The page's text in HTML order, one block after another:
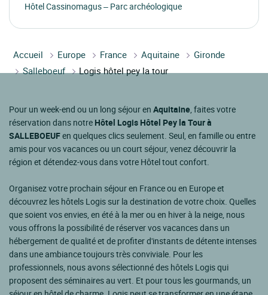
Hôtel Cassinomagus – Parc archéologique
Accueil Europe France Aquitaine
Gironde
Salleboeuf
Logis hôtel pey la tour
Pour un week-end ou un long séjour en Aquitaine, faites votre
réservation dans notre Hôtel Logis Hôtel Pey la Tour à
SALLEBOEUFen quelques clics seulement. Seul, en famille ou entre
amis pour vos vacances ou un court séjour, venez découvrir la
région et détendez-vous dans votre Hôtel tout confort.
Organisez votre prochain séjour en France ou en Europe et
découvrez les hôtels Logis sur la destination de votre choix. Quelles
que soient vos envies, en été à la mer ou en hiver à la neige, nous
vous offrons la possibilité de réserver vos vacances dans un
hébergement de qualité et de profiter d'instants de détente intenses
dans une ambiance toujours très conviviale. Pour les
professionnels, nous avons sélectionné des hôtels Logis qui
proposent des séminaires au vert. Et pour tous les gourmands, un